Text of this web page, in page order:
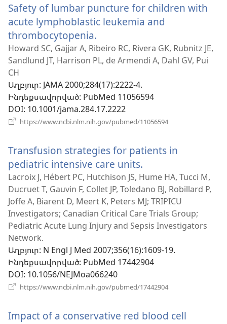
պատուհան)
Safety of lumbar puncture for children with
acute lymphoblastic leukemia and
thrombocytopenia.
է
նոր
Howard SC, Gajjar A, Ribeiro RC, Rivera GK, Rubnitz JE,
Sandlund JT, Harrison PL, de Armendi A, Dahl GV, Pui
CH
Աղբյուր‎: JAMA 2000;284(17):2222-4.
Ինդեքսավորված‎: PubMed 11056594
DOI‎: 10.1001/jama.284.17.2222
https://www.ncbi.nlm.nih.gov/pubmed/11056594
պատուհան)
Transfusion strategies for patients in
pediatric intensive care units.
է
նոր
պատուհան)
Lacroix J, Hébert PC, Hutchison JS, Hume HA, Tucci M,
Ducruet T, Gauvin F, Collet JP, Toledano BJ, Robillard P,
Joffe A, Biarent D, Meert K, Peters MJ; TRIPICU
Investigators; Canadian Critical Care Trials Group;
Pediatric Acute Lung Injury and Sepsis Investigators
Network.
Աղբյուր‎: N Engl J Med 2007;356(16):1609-19.
Ինդեքսավորված‎: PubMed 17442904
DOI‎: 10.1056/NEJMoa066240
https://www.ncbi.nlm.nih.gov/pubmed/17442904
պատուհան)
Impact of a conservative red blood cell